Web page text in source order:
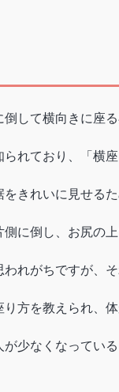
して横向きに座
れており、「横
きれいに見せる
に倒し、お尻の
れがちですが、
方を教えられ、
少なくなっている